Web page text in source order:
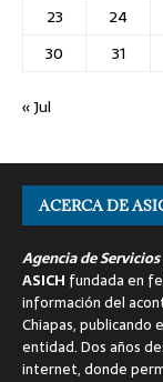
23
24
30
31
« Jul
ACERCA DE
Agencia de
ASICH fundada en
información del
Chiapas, publicando
entidad. Dos años
internet, donde